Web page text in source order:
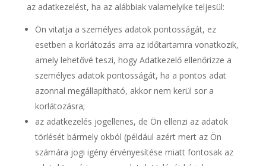
az adatkezelést, ha az alábbiak valamelyike teljesül:
Ön vitatja a személyes adatok pontosságát, ez
esetben a korlátozás arra az időtartamra vonatkozik,
amely lehetővé teszi, hogy Adatkezelő ellenőrizze a
személyes adatok pontosságát, ha a pontos adat
azonnal megállapítható, akkor nem kerül sor a
korlátozásra;
az adatkezelés jogellenes, de Ön ellenzi az adatok
törlését bármely okból (például azért mert az Ön
számára jogi igény érvényesítése miatt fontosak az